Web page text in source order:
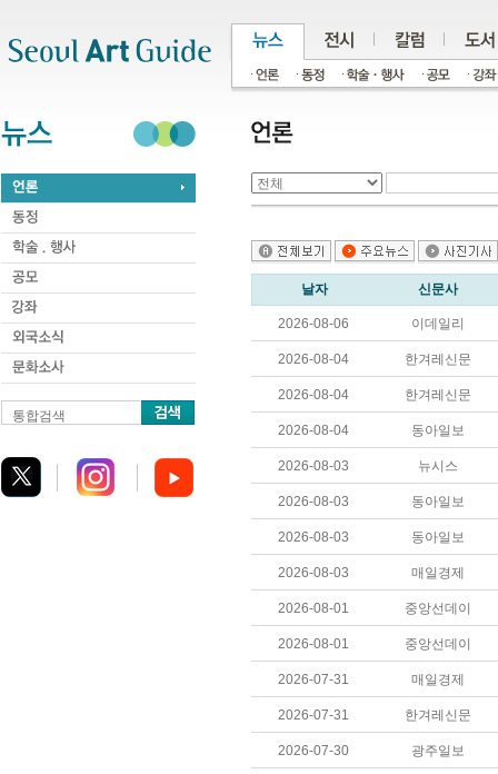
통합검색
날자 신문사
2026-08-06 이데일리
2026-08-04 한겨레신문
2026-08-04 한겨레신문
2026-08-04 동아일보
2026-08-03 뉴시스
2026-08-03 동아일보
2026-08-03 동아일보
2026-08-03 매일경제
2026-08-01 중앙선데이
2026-08-01 중앙선데이
2026-07-31 매일경제
2026-07-31 한겨레신문
2026-07-30 광주일보